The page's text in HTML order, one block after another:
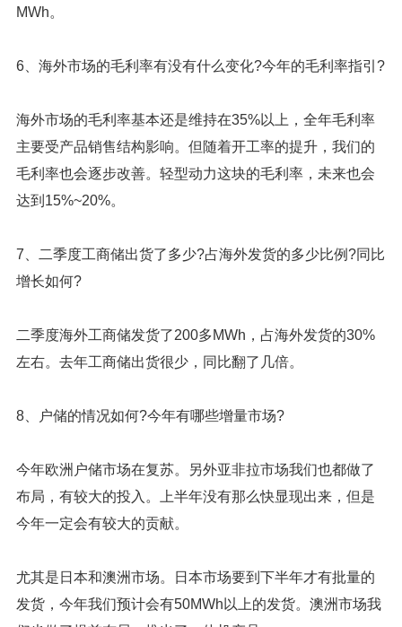
MWh。
6、海外市场的毛利率有没有什么变化?今年的毛利率指引?
海外市场的毛利率基本还是维持在35%以上，全年毛利率
主要受产品销售结构影响。但随着开工率的提升，我们的
毛利率也会逐步改善。轻型动力这块的毛利率，未来也会
达到15%~20%。
7、二季度工商储出货了多少?占海外发货的多少比例?同比
增长如何?
二季度海外工商储发货了200多MWh，占海外发货的30%
左右。去年工商储出货很少，同比翻了几倍。
8、户储的情况如何?今年有哪些增量市场?
今年欧洲户储市场在复苏。另外亚非拉市场我们也都做了
布局，有较大的投入。上半年没有那么快显现出来，但是
今年一定会有较大的贡献。
尤其是日本和澳洲市场。日本市场要到下半年才有批量的
发货，今年我们预计会有50MWh以上的发货。澳洲市场我